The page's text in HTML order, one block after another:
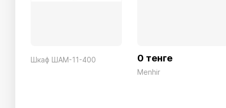
Шкаф ШАМ-11-400 0 тенге
Menhir